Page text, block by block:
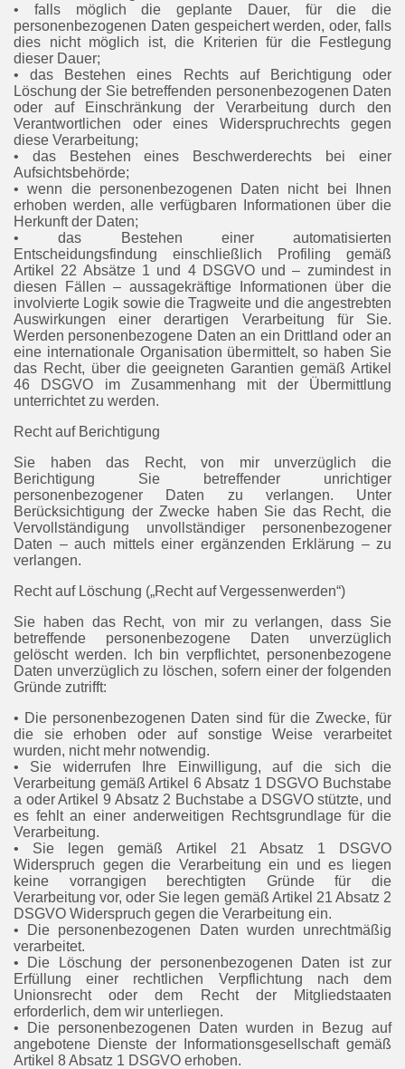
• falls möglich die geplante Dauer, für die die
personenbezogenen Daten gespeichert werden, oder, falls
dies nicht möglich ist, die Kriterien für die Festlegung
dieser Dauer;
• das Bestehen eines Rechts auf Berichtigung oder
Löschung der Sie betreffenden personenbezogenen Daten
oder auf Einschränkung der Verarbeitung durch den
Verantwortlichen oder eines Widerspruchrechts gegen
diese Verarbeitung;
• das Bestehen eines Beschwerderechts bei einer
Aufsichtsbehörde;
• wenn die personenbezogenen Daten nicht bei Ihnen
erhoben werden, alle verfügbaren Informationen über die
Herkunft der Daten;
• das Bestehen einer automatisierten
Entscheidungsfindung einschließlich Profiling gemäß
Artikel 22 Absätze 1 und 4 DSGVO und – zumindest in
diesen Fällen – aussagekräftige Informationen über die
involvierte Logik sowie die Tragweite und die angestrebten
Auswirkungen einer derartigen Verarbeitung für Sie.
Werden personenbezogene Daten an ein Drittland oder an
eine internationale Organisation übermittelt, so haben Sie
das Recht, über die geeigneten Garantien gemäß Artikel
46 DSGVO im Zusammenhang mit der Übermittlung
unterrichtet zu werden.
Recht auf Berichtigung
Sie haben das Recht, von mir unverzüglich die
Berichtigung Sie betreffender unrichtiger
personenbezogener Daten zu verlangen. Unter
Berücksichtigung der Zwecke haben Sie das Recht, die
Vervollständigung unvollständiger personenbezogener
Daten – auch mittels einer ergänzenden Erklärung – zu
verlangen.
Recht auf Löschung („Recht auf Vergessenwerden“)
Sie haben das Recht, von mir zu verlangen, dass Sie
betreffende personenbezogene Daten unverzüglich
gelöscht werden. Ich bin verpflichtet, personenbezogene
Daten unverzüglich zu löschen, sofern einer der folgenden
Gründe zutrifft:
• Die personenbezogenen Daten sind für die Zwecke, für
die sie erhoben oder auf sonstige Weise verarbeitet
wurden, nicht mehr notwendig.
• Sie widerrufen Ihre Einwilligung, auf die sich die
Verarbeitung gemäß Artikel 6 Absatz 1 DSGVO Buchstabe
a oder Artikel 9 Absatz 2 Buchstabe a DSGVO stützte, und
es fehlt an einer anderweitigen Rechtsgrundlage für die
Verarbeitung.
• Sie legen gemäß Artikel 21 Absatz 1 DSGVO
Widerspruch gegen die Verarbeitung ein und es liegen
keine vorrangigen berechtigten Gründe für die
Verarbeitung vor, oder Sie legen gemäß Artikel 21 Absatz 2
DSGVO Widerspruch gegen die Verarbeitung ein.
• Die personenbezogenen Daten wurden unrechtmäßig
verarbeitet.
• Die Löschung der personenbezogenen Daten ist zur
Erfüllung einer rechtlichen Verpflichtung nach dem
Unionsrecht oder dem Recht der Mitgliedstaaten
erforderlich, dem wir unterliegen.
• Die personenbezogenen Daten wurden in Bezug auf
angebotene Dienste der Informationsgesellschaft gemäß
Artikel 8 Absatz 1 DSGVO erhoben.